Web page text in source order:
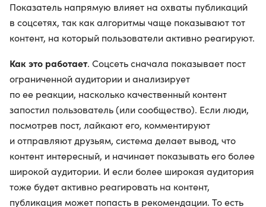
Показатель напрямую влияет на охваты публикаций
в соцсетях, так как алгоритмы чаще показывают тот
контент, на который пользователи активно реагируют.
Как это работает. Соцсеть сначала показывает пост
ограниченной аудитории и анализирует
по ее реакции, насколько качественный контент
запостил пользователь (или сообщество). Если люди,
посмотрев пост, лайкают его, комментируют
и отправляют друзьям, система делает вывод, что
контент интересный, и начинает показывать его более
широкой аудитории. И если более широкая аудитория
тоже будет активно реагировать на контент,
публикация может попасть в рекомендации. То есть